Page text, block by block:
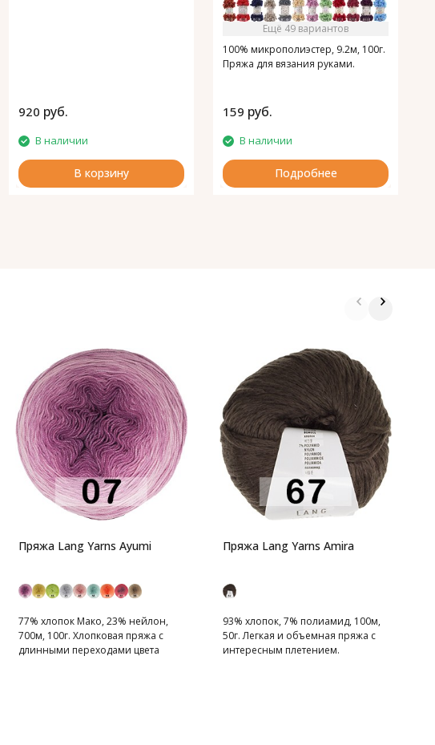
920 руб.
В наличии
В корзину
Ещё 49 вариантов
100% микрополиэстер, 9.2м, 100г.
Пряжа для вязания руками.
159 руб.
В наличии
Подробнее
Пряжа Lang Yarns Ayumi
77% хлопок Мако, 23% нейлон,
700м, 100г. Хлопковая пряжа с
длинными переходами цвета
Пряжа Lang Yarns Amira
93% хлопок, 7% полиамид, 100м,
50г. Легкая и объемная пряжа с
интересным плетением.